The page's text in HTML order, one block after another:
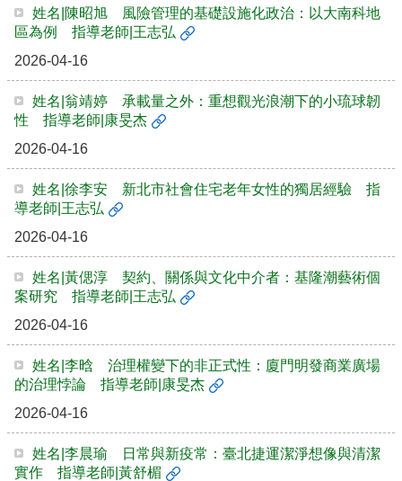
資
訊
成
果
學
實
國
際
交
規
定
表
單
校
專
區
姓名|陳昭旭 風險管理的基礎設施化政治：以大南科地
區為例 指導老師|王志弘
2026-04-16
姓名|翁靖婷 承載量之外：重想觀光浪潮下的小琉球韌
性 指導老師|康旻杰
2026-04-16
姓名|徐李安 新北市社會住宅老年女性的獨居經驗 指
導老師|王志弘
2026-04-16
姓名|黃偲淳 契約、關係與文化中介者：基隆潮藝術個
案研究 指導老師|王志弘
2026-04-16
姓名|李晗 治理權變下的非正式性：廈門明發商業廣場
的治理悖論 指導老師|康旻杰
2026-04-16
姓名|李晨瑜 日常與新疫常：臺北捷運潔淨想像與清潔
實作 指導老師|黃舒楣